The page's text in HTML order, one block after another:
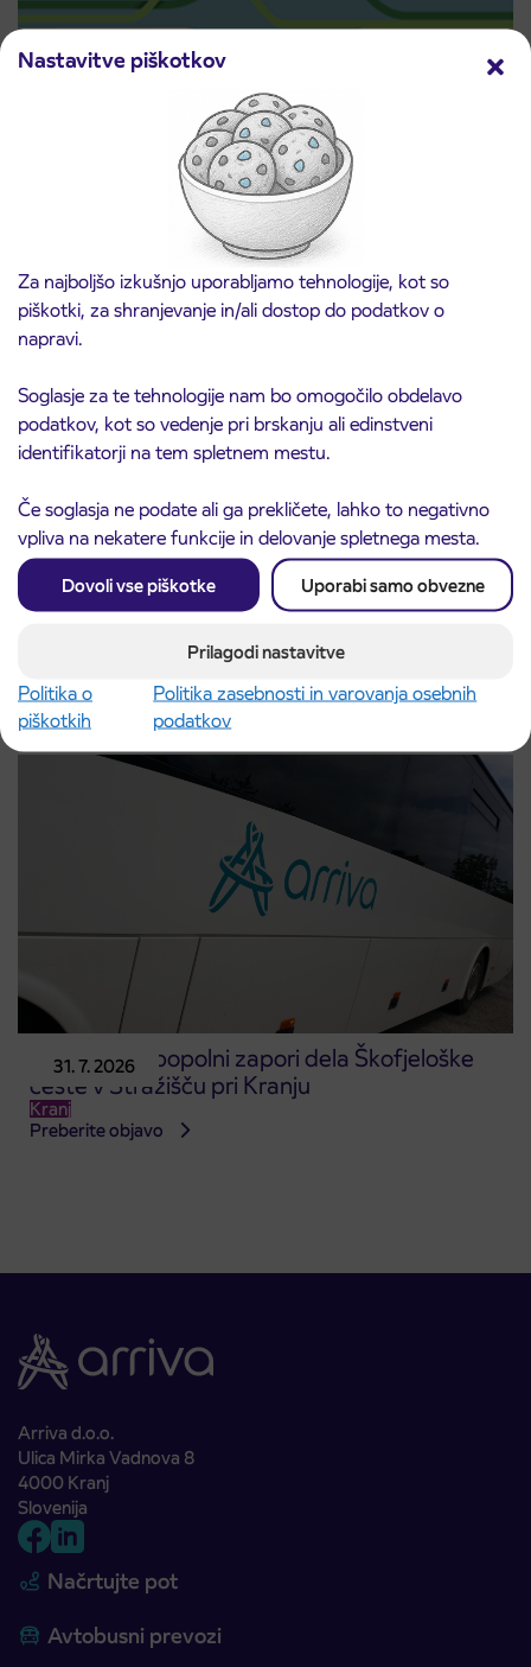
Nastavitve piškotkov
Za najboljšo izkušnjo uporabljamo tehnologije, kot so
piškotki, za shranjevanje in/ali dostop do podatkov o
napravi.
Soglasje za te tehnologije nam bo omogočilo obdelavo
podatkov, kot so vedenje pri brskanju ali edinstveni
identifikatorji na tem spletnem mestu.
Če soglasja ne podate ali ga prekličete, lahko to negativno
vpliva na nekatere funkcije in delovanje spletnega mesta.
Dovoli vse piškotke Uporabi samo obvezne
Prilagodi nastavitve
Politika o
piškotkih
Politika zasebnosti in varovanja osebnih
podatkov
Predprodaja dijaških subvencioniranih IJPP
vozovnic za šolsko leto 2026/2027 se začne
ČEŠNJEVEK – TRATA
Preberite objavo
31. 7. 2026
Obvestilo o popolni zapori dela Škofjeloške
ceste v Stražišču pri Kranju
Kranj
Preberite objavo
Arriva d.o.o.
Ulica Mirka Vadnova 8
4000 Kranj
Slovenija
Načrtujte pot
Avtobusni prevozi